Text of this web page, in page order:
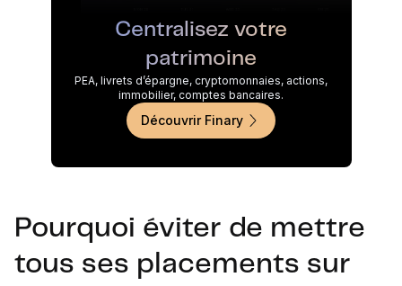
Centralisez votre
patrimoine
PEA, livrets d’épargne, cryptomonnaies, actions,
immobilier, comptes bancaires.
Découvrir Finary
Pourquoi éviter de mettre
tous ses placements sur